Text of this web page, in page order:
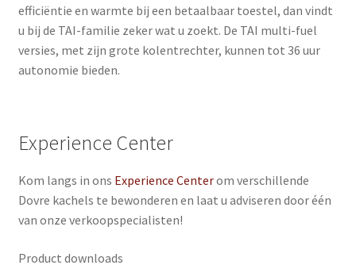
efficiëntie en warmte bij een betaalbaar toestel, dan vindt
u bij de TAI-familie zeker wat u zoekt. De TAI multi-fuel
versies, met zijn grote kolentrechter, kunnen tot 36 uur
autonomie bieden.
Experience Center
Kom langs in ons Experience Centerom verschillende
Dovre kachels te bewonderen en laat u adviseren door één
van onze verkoopspecialisten!
Product downloads